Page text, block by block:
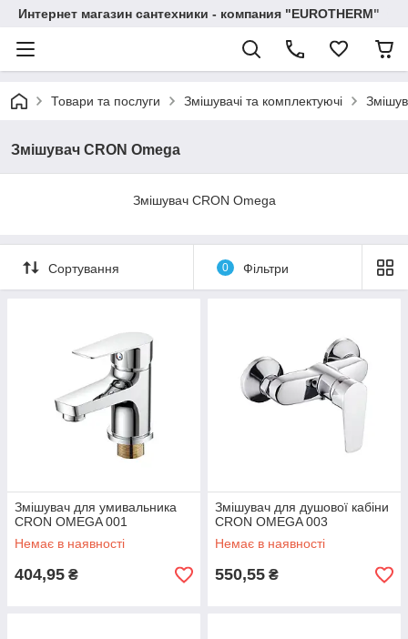
Интернет магазин сантехники - компания "EUROTHERM"
Товари та послуги Змішувачі та комплектуючі
Змішувач CRON Omega
Змішувач CRON Omega
Сортування 0 Фільтри
Змішувач для умивальника
CRON OMEGA 001
Немає в наявності
404,95 ₴
Змішувач для душової кабіни
CRON OMEGA 003
Немає в наявності
550,55 ₴